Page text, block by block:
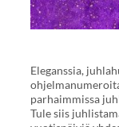
Eleganssia,
parhaimmissa
Tule siis